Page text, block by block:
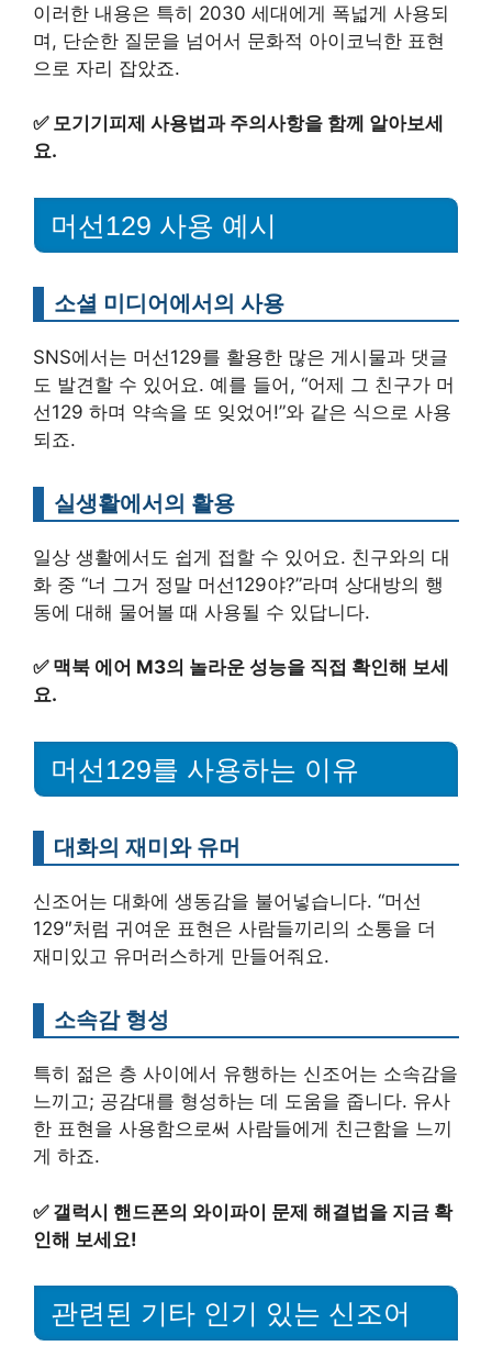
이러한 내용은 특히 2030 세대에게 폭넓게 사용되
며, 단순한 질문을 넘어서 문화적 아이코닉한 표현
으로 자리 잡았죠.
✅ 모기기피제 사용법과 주의사항을 함께 알아보세
요.
머선129 사용 예시
소셜 미디어에서의 사용
SNS에서는 머선129를 활용한 많은 게시물과 댓글
도 발견할 수 있어요. 예를 들어, “어제 그 친구가 머
선129 하며 약속을 또 잊었어!”와 같은 식으로 사용
되죠.
실생활에서의 활용
일상 생활에서도 쉽게 접할 수 있어요. 친구와의 대
화 중 “너 그거 정말 머선129야?”라며 상대방의 행
동에 대해 물어볼 때 사용될 수 있답니다.
✅ 맥북 에어 M3의 놀라운 성능을 직접 확인해 보세
요.
머선129를 사용하는 이유
대화의 재미와 유머
신조어는 대화에 생동감을 불어넣습니다. “머선
129″처럼 귀여운 표현은 사람들끼리의 소통을 더
재미있고 유머러스하게 만들어줘요.
소속감 형성
특히 젊은 층 사이에서 유행하는 신조어는 소속감을
느끼고; 공감대를 형성하는 데 도움을 줍니다. 유사
한 표현을 사용함으로써 사람들에게 친근함을 느끼
게 하죠.
✅ 갤럭시 핸드폰의 와이파이 문제 해결법을 지금 확
인해 보세요!
관련된 기타 인기 있는 신조어